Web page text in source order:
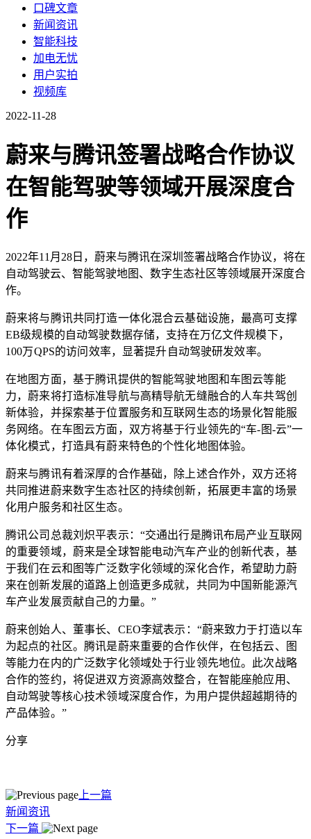
口碑文章
新闻资讯
智能科技
加电无忧
用户实拍
视频库
2022-11-28
蔚来与腾讯签署战略合作协议
在智能驾驶等领域开展深度合
作
2022年11月28日，蔚来与腾讯在深圳签署战略合作协议，将在
自动驾驶云、智能驾驶地图、数字生态社区等领域展开深度合
作。
蔚来将与腾讯共同打造一体化混合云基础设施，最高可支撑
EB级规模的自动驾驶数据存储，支持在万亿文件规模下，
100万QPS的访问效率，显著提升自动驾驶研发效率。
在地图方面，基于腾讯提供的智能驾驶地图和车图云等能
力，蔚来将打造标准导航与高精导航无缝融合的人车共驾创
新体验，并探索基于位置服务和互联网生态的场景化智能服
务网络。在车图云方面，双方将基于行业领先的“车-图-云”一
体化模式，打造具有蔚来特色的个性化地图体验。
蔚来与腾讯有着深厚的合作基础，除上述合作外，双方还将
共同推进蔚来数字生态社区的持续创新，拓展更丰富的场景
化用户服务和社区生态。
腾讯公司总裁刘炽平表示：“交通出行是腾讯布局产业互联网
的重要领域，蔚来是全球智能电动汽车产业的创新代表，基
于我们在云和图等广泛数字化领域的深化合作，希望助力蔚
来在创新发展的道路上创造更多成就，共同为中国新能源汽
车产业发展贡献自己的力量。”
蔚来创始人、董事长、 CEO李斌表示：“蔚来致力于打造以车
为起点的社区。腾讯是蔚来重要的合作伙伴，在包括云、图
等能力在内的广泛数字化领域处于行业领先地位。此次战略
合作的签约，将促进双方资源高效整合，在智能座舱应用、
自动驾驶等核心技术领域深度合作，为用户提供超越期待的
产品体验。”
分享
上一篇
新闻资讯
下一篇